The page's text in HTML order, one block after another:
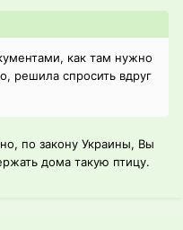
как там нужно
решила спросить вдруг
по закону Украины, Вы
дома такую птицу.